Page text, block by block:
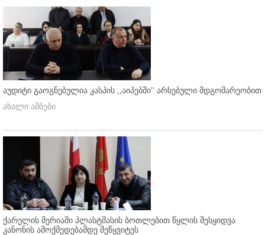
აუდიტი გაოგნებულია კასპის ,,აიპებში'' არსებული მდგომარეობით
ახალი ამბები
ქარელის მერიაში პლასტმასის ბოთლებით წყლის შესყიდვა
კანონის ამოქმედებამდე შეწყვიტეს